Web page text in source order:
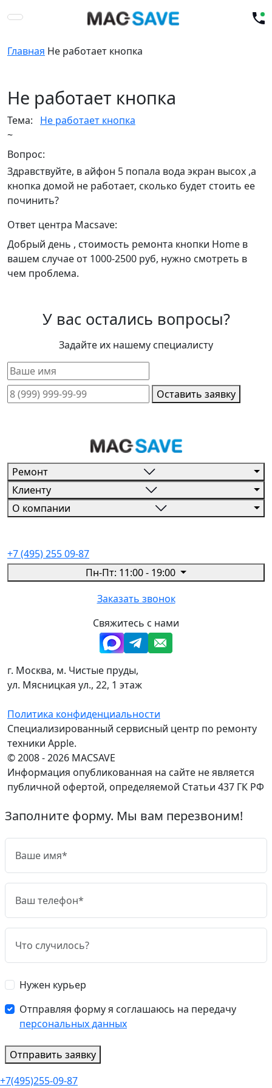
Главная Не работает кнопка
Не работает кнопка
Тема:
Не работает кнопка
~
Вопрос:
Здравствуйте, в айфон 5 попала вода экран высох ,а
кнопка домой не работает, сколько будет стоить ее
починить?
Ответ центра Macsave:
Добрый день , стоимость ремонта кнопки Home в
вашем случае от 1000-2500 руб, нужно смотреть в
чем проблема.
У вас остались вопросы?
Задайте их нашему специалисту
Оставить заявку
Ремонт
Клиенту
О компании
+7 (495) 255 09-87
Пн-Пт: 11:00 - 19:00
Заказать звонок
Свяжитесь с нами
г. Москва, м. Чистые пруды,
ул. Мясницкая ул., 22, 1 этаж
Политика конфиденциальности
Специализированный сервисный центр по ремонту
техники Apple.
© 2008 - 2026 MACSAVE
Информация опубликованная на сайте не является
публичной офертой, определяемой Статьи 437 ГК РФ
Заполните форму. Мы вам перезвоним!
Нужен курьер
Отправляя форму я соглашаюсь на передачу
персональных данных
Отправить заявку
+7(495)255-09-87